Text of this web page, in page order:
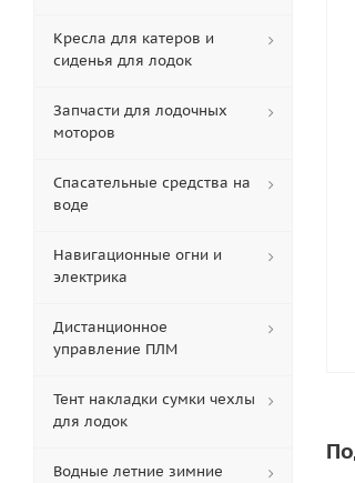
Кресла для катеров и
сиденья для лодок
Запчасти для лодочных
моторов
Спасательные средства на
воде
Навигационные огни и
электрика
Дистанционное
управление ПЛМ
Тент накладки сумки чехлы
для лодок
Водные летние зимние